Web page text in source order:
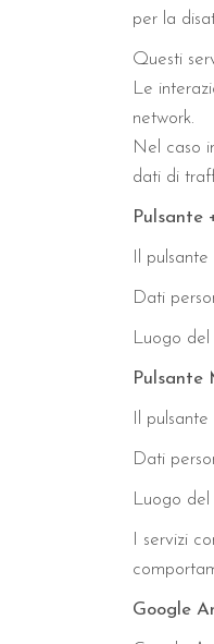
per la
Questi
Le
network.
Nel caso
dati di
Pulsante
Il
Dati
Luogo
Pulsante
Il
Dati
Luogo
I servizi
Google